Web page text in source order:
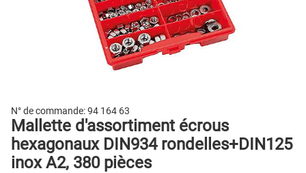
N° de commande:94 164 63
Mallette d'assortiment écrous
hexagonaux DIN934 rondelles+DIN125
inox A2, 380 pièces